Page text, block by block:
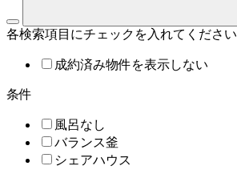
各検索項目にチェックを入れてくださ
成約済み物件を表示しない
条件
風呂なし
バランス釜
シェアハウス